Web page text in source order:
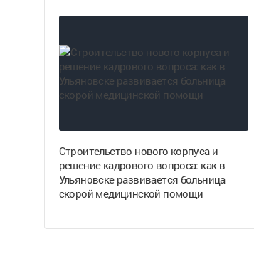
Строительство нового корпуса и
решение кадрового вопроса: как в
Ульяновске развивается больница
скорой медицинской помощи